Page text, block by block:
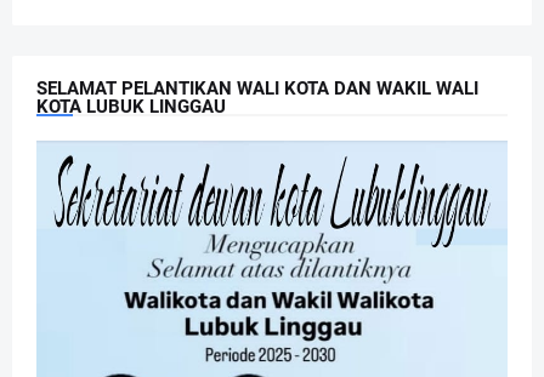
SELAMAT PELANTIKAN WALI KOTA DAN WAKIL WALI
KOTA LUBUK LINGGAU